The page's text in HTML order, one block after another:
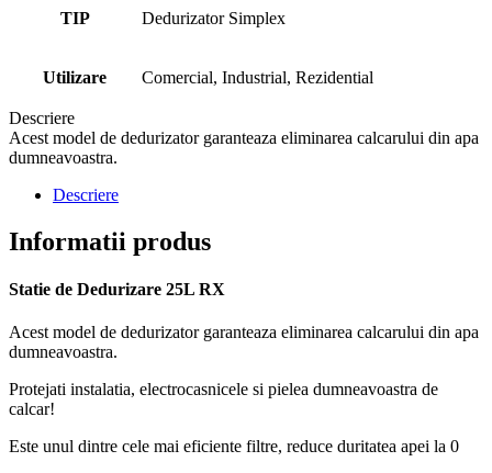
TIP Dedurizator Simplex
Utilizare Comercial, Industrial, Rezidential
Descriere
Acest model de dedurizator garanteaza eliminarea calcarului din apa
dumneavoastra.
Descriere
Informatii produs
Statie de Dedurizare 25L RX
Acest model de dedurizator garanteaza eliminarea calcarului din apa
dumneavoastra.
Protejati instalatia, electrocasnicele si pielea dumneavoastra de
calcar!
Este unul dintre cele mai eficiente filtre, reduce duritatea apei la 0